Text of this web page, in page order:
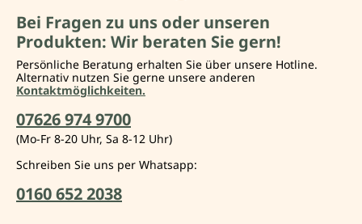
Bei Fragen zu uns oder unseren
Produkten: Wir beraten Sie gern!
Persönliche Beratung erhalten Sie über unsere Hotline.
Alternativ nutzen Sie gerne unsere anderen
Kontaktmöglichkeiten.
07626 974 9700
(Mo-Fr 8-20 Uhr, Sa 8-12 Uhr)
Schreiben Sie uns per Whatsapp:
0160 652 2038